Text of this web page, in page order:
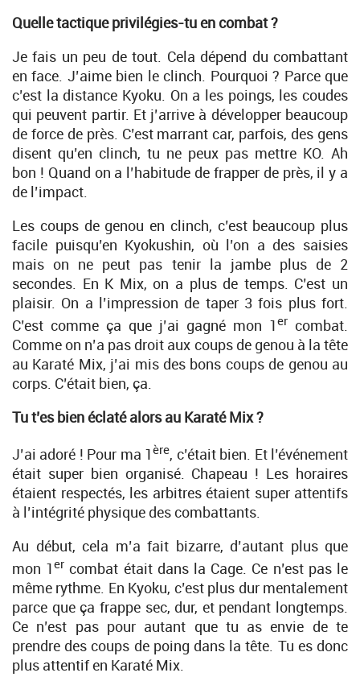
Quelle tactique privilégies-tu en combat ?
Je fais un peu de tout. Cela dépend du combattant
en face. J’aime bien le clinch. Pourquoi ? Parce que
c’est la distance Kyoku. On a les poings, les coudes
qui peuvent partir. Et j’arrive à développer beaucoup
de force de près. C’est marrant car, parfois, des gens
disent qu’en clinch, tu ne peux pas mettre KO. Ah
bon ! Quand on a l’habitude de frapper de près, il y a
de l’impact.
Les coups de genou en clinch, c’est beaucoup plus
facile puisqu’en Kyokushin, où l’on a des saisies
mais on ne peut pas tenir la jambe plus de 2
secondes. En K Mix, on a plus de temps. C’est un
plaisir. On a l’impression de taper 3 fois plus fort.
C’est comme ça que j’ai gagné mon 1er combat.
Comme on n’a pas droit aux coups de genou à la tête
au Karaté Mix, j’ai mis des bons coups de genou au
corps. C’était bien, ça.
Tu t’es bien éclaté alors au Karaté Mix ?
J’ai adoré ! Pour ma 1ère, c’était bien. Et l’événement
était super bien organisé. Chapeau ! Les horaires
étaient respectés, les arbitres étaient super attentifs
à l’intégrité physique des combattants.
Au début, cela m’a fait bizarre, d’autant plus que
mon 1er combat était dans la Cage. Ce n’est pas le
même rythme. En Kyoku, c’est plus dur mentalement
parce que ça frappe sec, dur, et pendant longtemps.
Ce n’est pas pour autant que tu as envie de te
prendre des coups de poing dans la tête. Tu es donc
plus attentif en Karaté Mix.